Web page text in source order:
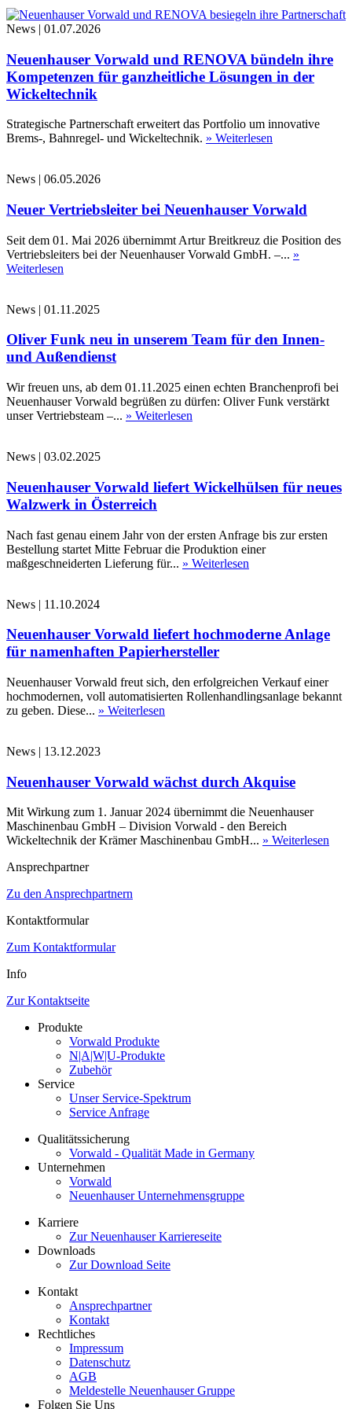
News | 01.07.2026
Neuenhauser Vorwald und RENOVA bündeln ihre
Kompetenzen für ganzheitliche Lösungen in der
Wickeltechnik
Strategische Partnerschaft erweitert das Portfolio um innovative
Brems-, Bahnregel- und Wickeltechnik. » Weiterlesen
News | 06.05.2026
Neuer Vertriebsleiter bei Neuenhauser Vorwald
Seit dem 01. Mai 2026 übernimmt Artur Breitkreuz die Position des
Vertriebsleiters bei der Neuenhauser Vorwald GmbH. –... »
Weiterlesen
News | 01.11.2025
Oliver Funk neu in unserem Team für den Innen-
und Außendienst
Wir freuen uns, ab dem 01.11.2025 einen echten Branchenprofi bei
Neuenhauser Vorwald begrüßen zu dürfen: Oliver Funk verstärkt
unser Vertriebsteam –... » Weiterlesen
News | 03.02.2025
Neuenhauser Vorwald liefert Wickelhülsen für neues
Walzwerk in Österreich
Nach fast genau einem Jahr von der ersten Anfrage bis zur ersten
Bestellung startet Mitte Februar die Produktion einer
maßgeschneiderten Lieferung für... » Weiterlesen
News | 11.10.2024
Neuenhauser Vorwald liefert hochmoderne Anlage
für namenhaften Papierhersteller
Neuenhauser Vorwald freut sich, den erfolgreichen Verkauf einer
hochmodernen, voll automatisierten Rollenhandlingsanlage bekannt
zu geben. Diese... » Weiterlesen
News | 13.12.2023
Neuenhauser Vorwald wächst durch Akquise
Mit Wirkung zum 1. Januar 2024 übernimmt die Neuenhauser
Maschinenbau GmbH – Division Vorwald - den Bereich
Wickeltechnik der Krämer Maschinenbau GmbH... » Weiterlesen
Ansprechpartner
Zu den Ansprechpartnern
Kontaktformular
Zum Kontaktformular
Info
Zur Kontaktseite
Produkte
Vorwald Produkte
N|A|W|U-Produkte
Zubehör
Service
Unser Service-Spektrum
Service Anfrage
Qualitätssicherung
Vorwald - Qualität Made in Germany
Unternehmen
Vorwald
Neuenhauser Unternehmensgruppe
Karriere
Zur Neuenhauser Karriereseite
Downloads
Zur Download Seite
Kontakt
Ansprechpartner
Kontakt
Rechtliches
Impressum
Datenschutz
AGB
Meldestelle Neuenhauser Gruppe
Folgen Sie Uns